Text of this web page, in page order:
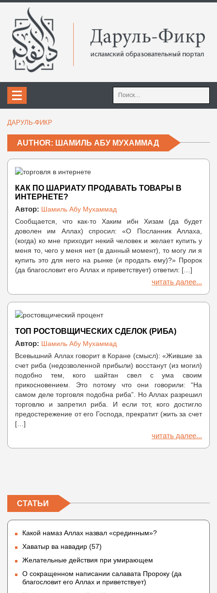
Найти:
ДАРУЛЬ-ФИКР
AUTHOR: ШАМИЛЬ АБУ МУХАММАД
КАК ПО ШАРИАТУ ПРОДАВАТЬ ТОВАРЫ В
ИНТЕРНЕТЕ?
Автор: Шамиль Абу Мухаммад
Сообщается, что как-то Хаким ибн Хизам (да будет
доволен им Аллах) спросил: «О Посланник Аллаха,
(когда) ко мне приходит некий человек и желает купить у
меня то, чего у меня нет (в данный момент), то могу ли я
купить это для него на рынке (и продать ему)?» Пророк
(да благословит его Аллах и приветствует) ответил: […]
читать далее...
ТОП РОСТОВЩИЧЕСКИХ СДЕЛОК (РИБА)
Автор: Шамиль Абу Мухаммад
Всевышний Аллах говорит в Коране (смысл): «Жившие за
счет риба (недозволенной прибыли) восстанут (из могил)
подобно тем, кого шайтан свел с ума своим
прикосновением. Это потому что они говорили: “На
самом деле торговля подобна риба”. Но Аллах разрешил
торговлю и запретил риба. И если тот, кого достигло
предостережение от его Господа, прекратит (жить за счет
[…]
читать далее...
СТАТЬИ
Какой намаз Аллах назвал «срединным»?
Хаватыр ва навадир (57)
Желательные действия при умирающем
О сокращенном написании салавата Пророку (да
благословит его Аллах и приветствует)